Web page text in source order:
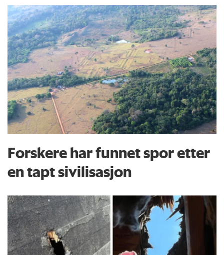
Forskere har funnet spor etter
en tapt sivilisasjon